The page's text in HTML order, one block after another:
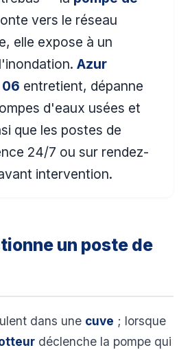
vers le réseau
elle expose à un
Azur
entretient, dépanne
d'eaux usées et
que les postes de
24/7 ou sur rendez-
intervention.
un poste de
dans une cuve ; lorsque
déclenche la pompe qui